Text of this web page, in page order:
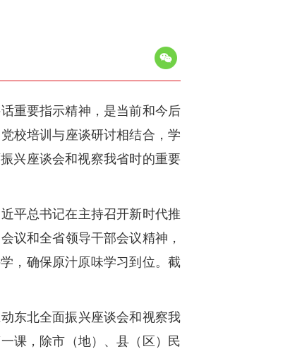
重要指示精神，是当前和今后
校培训与座谈研讨相结合，学
兴座谈会和视察我省时的重要
平总书记在主持召开新时代推
议和全省领导干部会议精神，
，确保原汁原味学习到位。截
东北全面振兴座谈会和视察我
课，除市（地）、县（区）民